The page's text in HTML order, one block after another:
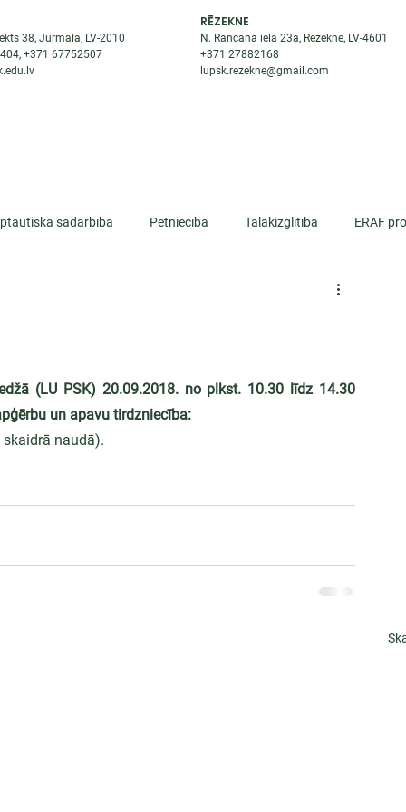
38, Jūrmala, LV-2010
, +37167752507
RĒZEKNE
N. Rancāna iela 23a, Rēzekne, LV-4601
+37127882168
lupsk.rezekne@gmail.com
sadarbība Pētniecība Tālākizglītība ERAF
(LU PSK) 20.09.2018. no plkst. 10.30 līdz 14.30
un apavu tirdzniecība:
naudā).